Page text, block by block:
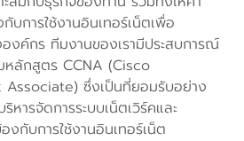
บการใช้งานอินเทอร์เน็ตเพื่อ
งค์กร ทีมงานของเรามีประสบการณ์
หลักสูตร CCNA (Cisco
ซึ่งเป็นที่ยอมรับอย่าง
หารจัดการระบบเน็ตเวิร์คและ
กับการใช้งานอินเทอร์เน็ต